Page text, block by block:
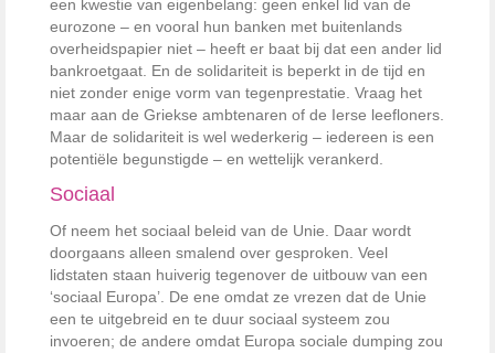
een kwestie van eigenbelang: geen enkel lid van de
eurozone – en vooral hun banken met buitenlands
overheidspapier niet – heeft er baat bij dat een ander lid
bankroetgaat. En de solidariteit is beperkt in de tijd en
niet zonder enige vorm van tegenprestatie. Vraag het
maar aan de Griekse ambtenaren of de Ierse leefloners.
Maar de solidariteit is wel wederkerig – iedereen is een
potentiële begunstigde – en wettelijk verankerd.
Sociaal
Of neem het sociaal beleid van de Unie. Daar wordt
doorgaans alleen smalend over gesproken. Veel
lidstaten staan huiverig tegenover de uitbouw van een
‘sociaal Europa’. De ene omdat ze vrezen dat de Unie
een te uitgebreid en te duur sociaal systeem zou
invoeren; de andere omdat Europa sociale dumping zou